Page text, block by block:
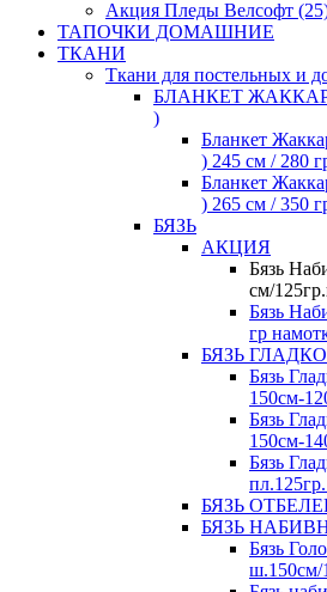
Акция Пледы Велсофт
ТАПОЧКИ ДОМАШНИЕ
ТКАНИ
Ткани для постельных и
БЛАНКЕТ ЖАККАРД
)
Бланкет
) 245 см / 280
Бланкет
) 265 см / 350
БЯЗЬ
АКЦИЯ
Бязь
см/
Бязь
гр
БЯЗЬ
Бязь
150см-
Бязь
150см-
Бязь
БЯЗЬ
БЯЗЬ
Бязь
ш.150см/